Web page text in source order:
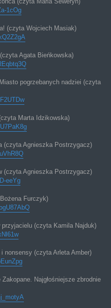
1cOg
(czyta Wojciech Masiak)
Agata Bieńkowska)
pogrzebanych nadziei (czyta
Marta Idzikowska)
(czyta Agnieszka Postrzygacz)
(czyta Agnieszka Postrzygacz)
eeYg
Furczyk)
(czyta Kamila Najduk)
nonsensy (czyta Arleta Amber)
Najgłośniejsze zbrodnie